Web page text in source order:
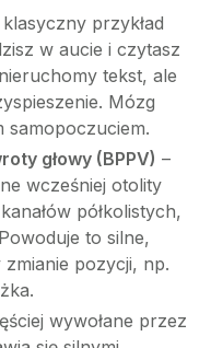
przykład
w aucie i czytasz
tekst, ale
Mózg
samopoczuciem.
głowy (BPPV) –
wcześniej otolity
półkolistych,
to silne,
pozycji, np.
wywołane przez